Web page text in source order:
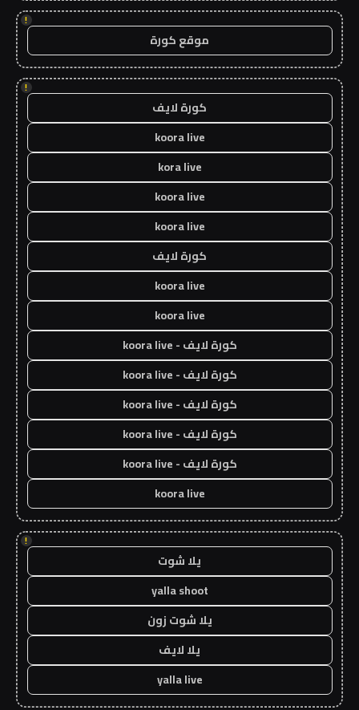
!
موقع كورة
!
كورة لايف
koora live
kora live
koora live
koora live
كورة لايف
koora live
koora live
كورة لايف - koora live
كورة لايف - koora live
كورة لايف - koora live
كورة لايف - koora live
كورة لايف - koora live
koora live
!
يلا شوت
yalla shoot
يلا شوت زون
يلا لايف
yalla live